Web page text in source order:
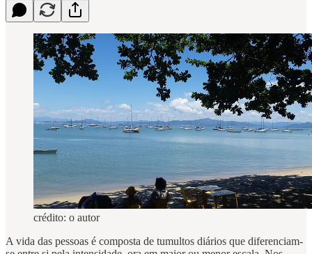
crédito: o autor
A vida das pessoas é composta de tumultos diários que diferenciam-